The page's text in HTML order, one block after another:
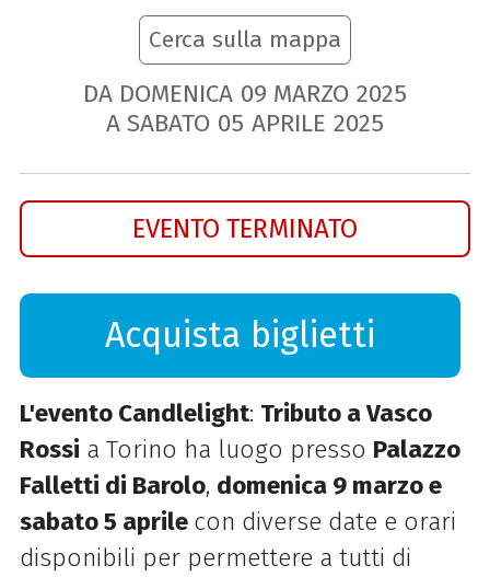
Cerca sulla mappa
DA DOMENICA 09 MARZO 2025
A SABATO 05 APRILE 2025
EVENTO TERMINATO
Acquista biglietti
L'evento Candlelight: Tributo a Vasco
Rossi a Torino ha luogo presso Palazzo
Falletti di Barolo, domenica 9 marzo e
sabato 5 aprile con diverse date e orari
disponibili per permettere a tutti di